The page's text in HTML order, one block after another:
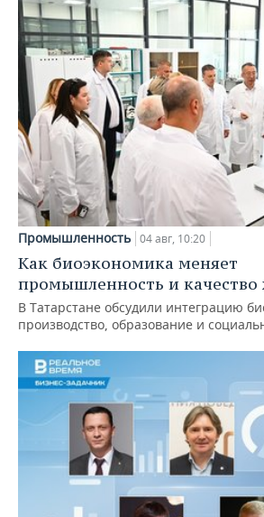
Промышленность 04 авг, 10:20
Как биоэкономика меняет
промышленность и
В Татарстане обсудили интеграцию
производство, образование и